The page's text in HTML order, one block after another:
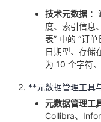
技术元数据 ：
度、索引信息
表” 中的 “订
日期型、存储
为 10 个字符
**元数据管理工具
元数据管理工
Collibra、